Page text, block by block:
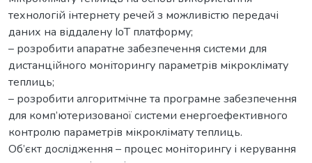
технологій інтернету речей з можливістю передачі
даних на віддалену IoT платформу;
– розробити апаратне забезпечення системи для
дистанційного моніторингу параметрів мікроклімату
теплиць;
– розробити алгоритмічне та програмне забезпечення
для комп’ютеризованої системи енергоефективного
контролю параметрів мікроклімату теплиць.
Об’єкт дослідження – процес моніторингу і керування